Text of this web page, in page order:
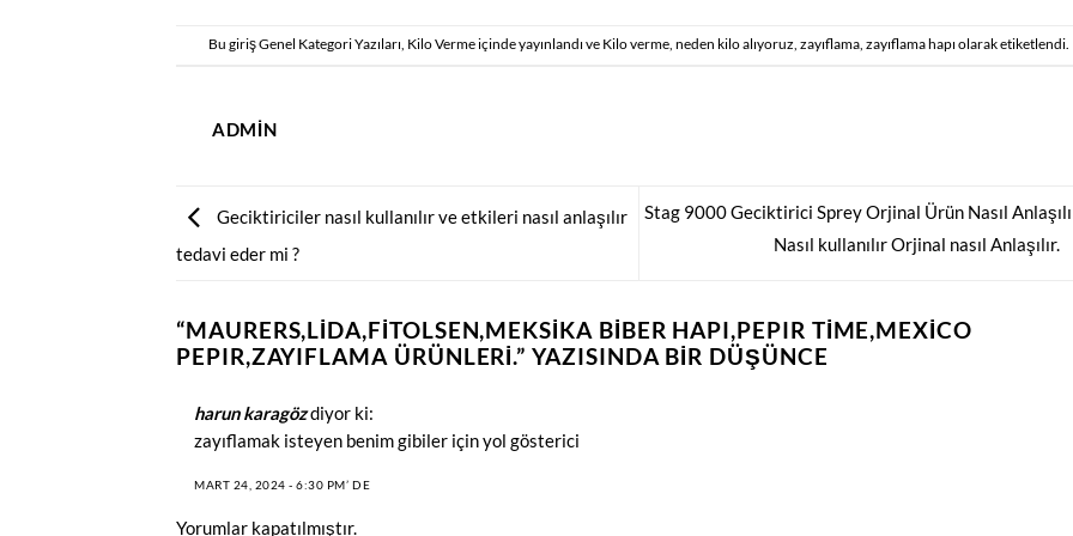
Bu girişGenel Kategori Yazıları, Kilo Vermeiçinde yayınlandı ve Kilo verme, neden kilo alıyoruz, zayıflama, zayıflama hapı olarak etiketlendi.
ADMIN
Geciktiriciler nasıl kullanılır ve etkileri nasıl anlaşılır
tedavi eder mi ?
Stag 9000 Geciktirici Sprey Orjinal Ürün Nasıl
Nasıl kullanılır Orjinal nasıl Anlaşılır.
“MAURERS,LIDA,FITOLSEN,MEKSIKA BIBER HAPI,PEPIR TIME,MEXICO
PEPIR,ZAYIFLAMA ÜRÜNLERI.” YAZISINDA BIR DÜŞÜNCE
harun karagözdiyor ki:
zayıflamak isteyen benim gibiler için yol gösterici
MART 24, 2024 - 6:30 PM’ DE
Yorumlar kapatılmıştır.